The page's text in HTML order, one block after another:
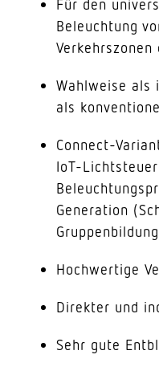
Für den
Beleuchtung
Verkehrszonen
Wahlweise als
als
Connect-
IoT-
Generation
Hochwertige
Direkter und
Sehr gute